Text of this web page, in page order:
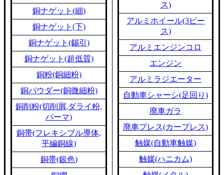
銅ナゲット(細)
銅ナゲット(下)
銅ナゲット(錫引)
銅ナゲット(超低質)
銅粉(銅細粉)
銅パウダー(銅微細粉)
銅削粉(切削屑,ダライ粉,
パーマ)
銅帯(フレキシブル導体,
平編銅線)
銅帯(銀色)
ス)
アルミホイール(3ピー
ス)
アルミエンジンコロ
エンジン
アルミラジエーター
自動車シャーシ(足回り)
廃車ガラ
廃車プレス(カープレス)
触媒(自動車触媒)
触媒(ハニカム)